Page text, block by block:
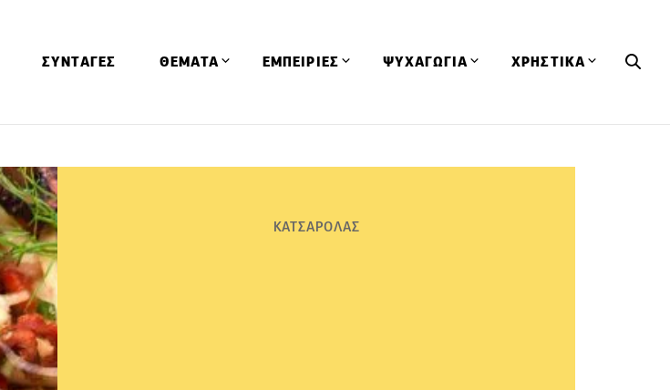
ΣΥΝΤΑΓΕΣ ΘΕΜΑΤΑ ΕΜΠΕΙΡΙΕΣ ΨΥΧΑΓΩΓΙΑ ΧΡΗΣΤΙΚΑ
ΚΑΤΣΑΡΟΛΑΣ